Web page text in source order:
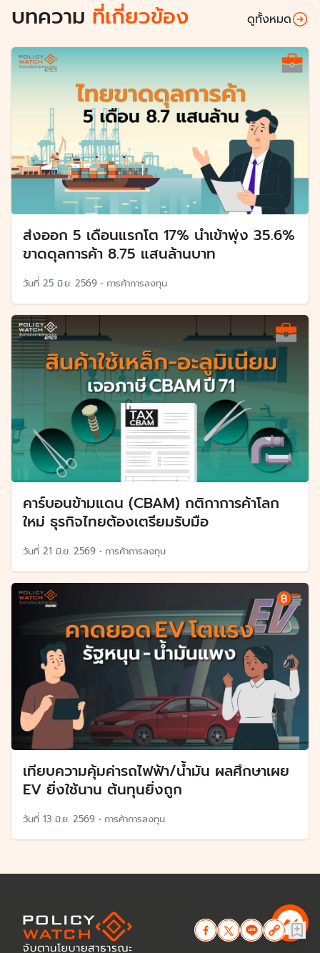
บทความ ที่เกี่ยวข้อง ดูทั้งหมด
ส่งออก 5 เดือนแรกโต 17% นำเข้าพุ่ง 35.6%
ขาดดุลการค้า 8.75 แสนล้านบาท
วันที่ 25 มิ.ย. 2569 • การค้าการลงทุน
คาร์บอนข้ามแดน (CBAM) กติกาการค้าโลก
ใหม่ ธุรกิจไทยต้องเตรียมรับมือ
วันที่ 21 มิ.ย. 2569 • การค้าการลงทุน
เทียบความคุ้มค่ารถไฟฟ้า/น้ำมัน ผลศึกษาเผย
EV ยิ่งใช้นาน ต้นทุนยิ่งถูก
วันที่ 13 มิ.ย. 2569 • การค้าการลงทุน